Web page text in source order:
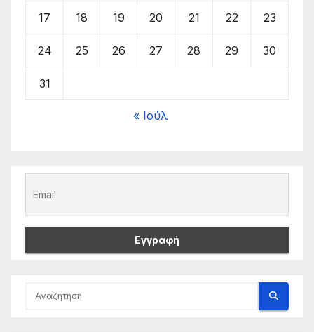
17 18 19 20 21 22 23
24 25 26 27 28 29 30
31
« Ιούλ